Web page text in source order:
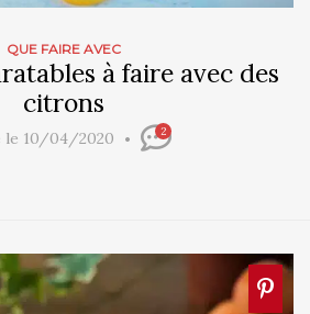
QUE FAIRE AVEC
à faire avec des
citrons
le 10/04/2020 2